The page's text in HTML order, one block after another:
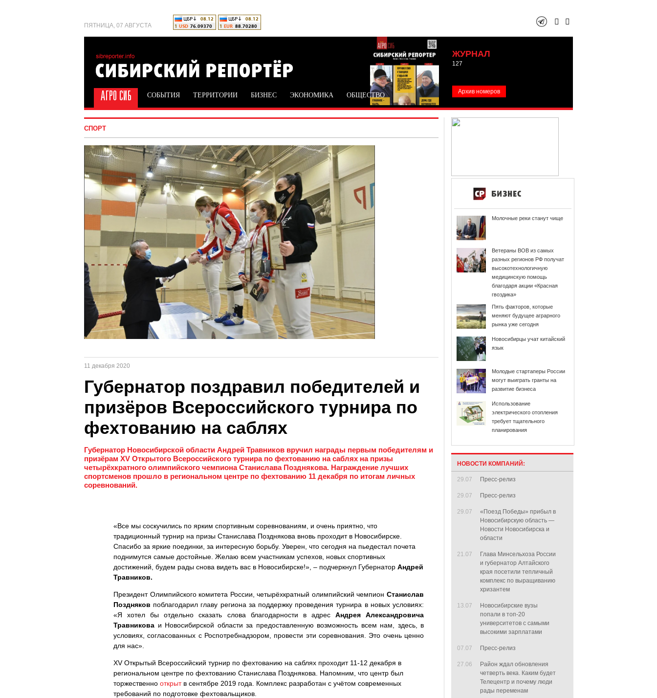
ПЯТНИЦА, 07 АВГУСТА
ЖУРНАЛ
127
Архив номеров
СОБЫТИЯ ТЕРРИТОРИИ БИЗНЕС ЭКОНОМИКА ОБЩЕСТВО
СПОРТ
11 декабря 2020
Губернатор поздравил победителей и
призёров Всероссийского турнира по
фехтованию на саблях
Губернатор Новосибирской области Андрей Травников вручил награды первым победителям и
призёрам XV Открытого Всероссийского турнира по фехтованию на саблях на призы
четырёхкратного олимпийского чемпиона Станислава Позднякова. Награждение лучших
спортсменов прошло в региональном центре по фехтованию 11 декабря по итогам личных
соревнований.
«Все мы соскучились по ярким спортивным соревнованиям, и очень приятно, что
традиционный турнир на призы Станислава Позднякова вновь проходит в Новосибирске.
Спасибо за яркие поединки, за интересную борьбу. Уверен, что сегодня на пьедестал почета
поднимутся самые достойные. Желаю всем участникам успехов, новых спортивных
достижений, будем рады снова видеть вас в Новосибирске!», – подчеркнул Губернатор Андрей
Травников.
Президент Олимпийского комитета России, четырёхкратный олимпийский чемпион Станислав
Поздняков поблагодарил главу региона за поддержку проведения турнира в новых условиях:
«Я хотел бы отдельно сказать слова благодарности в адрес Андрея Александровича
Травникова и Новосибирской области за предоставленную возможность всем нам, здесь, в
условиях, согласованных с Роспотребнадзором, провести эти соревнования. Это очень ценно
для нас».
XV Открытый Всероссийский турнир по фехтованию на саблях проходит 11-12 декабря в
региональном центре по фехтованию Станислава Позднякова. Напомним, что центр был
торжественно открытв сентябре 2019 года. Комплекс разработан с учётом современных
требований по подготовке фехтовальщиков.
Молочные реки станут чище
Ветераны ВОВ из самых
разных регионов РФ получат
высокотехнологичную
медицинскую помощь
благодаря акции «Красная
гвоздика»
Пять факторов, которые
меняют будущее аграрного
рынка уже сегодня
Новосибирцы учат китайский
язык
Молодые стартаперы России
могут выиграть гранты на
развитие бизнеса
Использование
электрического отопления
требует тщательного
планирования
НОВОСТИ КОМПАНИЙ:
29.07 Пресс-релиз
29.07 Пресс-релиз
29.07
«Поезд Победы» прибыл в
Новосибирскую область —
Новости Новосибирска и
области
21.07
Глава Минсельхоза России
и губернатор Алтайского
края посетили тепличный
комплекс по выращиванию
хризантем
13.07
Новосибирские вузы
попали в топ-20
университетов с самыми
высокими зарплатами
07.07 Пресс-релиз
27.06
Район ждал обновления
четверть века. Каким будет
Телецентр и почему люди
рады переменам